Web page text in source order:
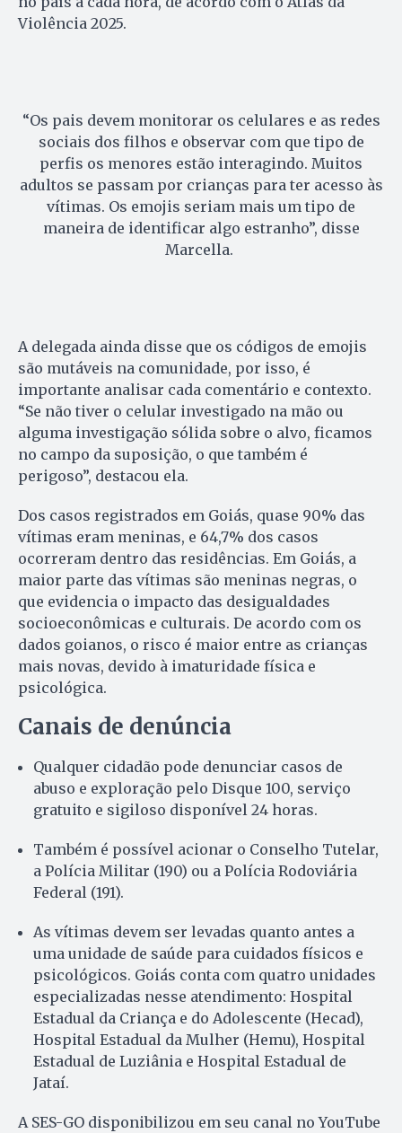
Violência 2025.
“Os pais devem monitorar os celulares e as redes
sociais dos filhos e observar com que tipo de
perfis os menores estão interagindo. Muitos
adultos se passam por crianças para ter acesso às
vítimas. Os emojis seriam mais um tipo de
maneira de identificar algo estranho”, disse
Marcella.
A delegada ainda disse que os códigos de emojis
são mutáveis na comunidade, por isso, é
importante analisar cada comentário e contexto.
“Se não tiver o celular investigado na mão ou
alguma investigação sólida sobre o alvo, ficamos
no campo da suposição, o que também é
perigoso”, destacou ela.
Dos casos registrados em Goiás, quase 90% das
vítimas eram meninas, e 64,7% dos casos
ocorreram dentro das residências. Em Goiás, a
maior parte das vítimas são meninas negras, o
que evidencia o impacto das desigualdades
socioeconômicas e culturais. De acordo com os
dados goianos, o risco é maior entre as crianças
mais novas, devido à imaturidade física e
psicológica.
Canais de denúncia
Qualquer cidadão pode denunciar casos de
abuso e exploração pelo Disque 100, serviço
gratuito e sigiloso disponível 24 horas.
Também é possível acionar o Conselho Tutelar,
a Polícia Militar (190) ou a Polícia Rodoviária
Federal (191).
As vítimas devem ser levadas quanto antes a
uma unidade de saúde para cuidados físicos e
psicológicos. Goiás conta com quatro unidades
especializadas nesse atendimento: Hospital
Estadual da Criança e do Adolescente (Hecad),
Hospital Estadual da Mulher (Hemu), Hospital
Estadual de Luziânia e Hospital Estadual de
Jataí.
A SES-GO disponibilizou em seu canal no YouTube